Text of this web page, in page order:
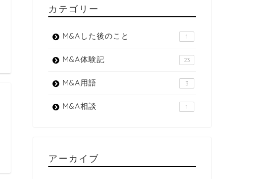
カテゴリー
M&Aした後のこと 1
M&A体験記 23
M&A用語 3
M&A相談 1
アーカイブ